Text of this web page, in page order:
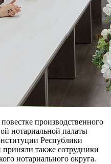
производственного
нотариальной палаты
Республики
также сотрудники
нотариального округа.